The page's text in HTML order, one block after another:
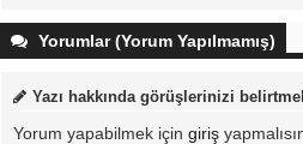
Yorumlar (Yorum Yapılmamış)
Yazı hakkında görüşlerinizi
Yorum yapabilmek için giriş